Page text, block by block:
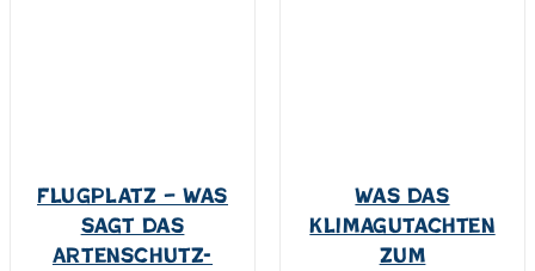
Flugplatz – Was
sagt das
Artenschutz-
Was das
Klimagutachten
zum